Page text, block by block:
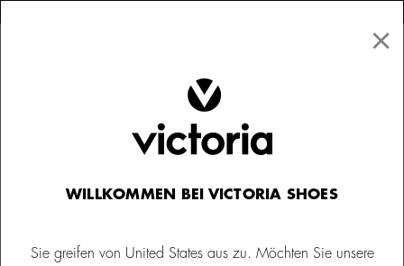
×
WILLKOMMEN BEI VICTORIA SHOES
Sie greifen von United States aus zu. Möchten Sie unsere